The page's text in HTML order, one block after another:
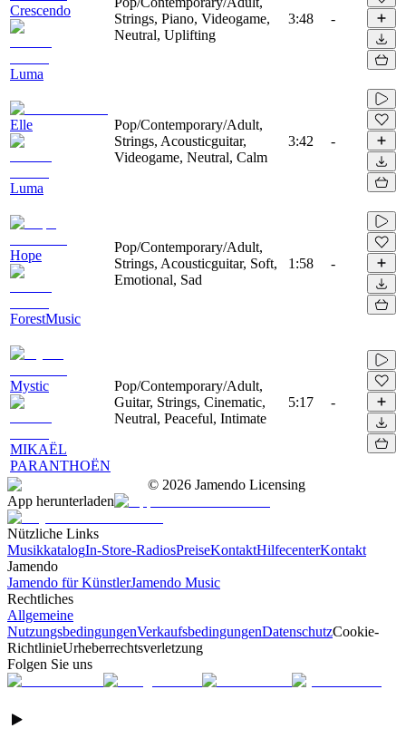
Crescendo
Luma
Strings, Piano, Videogame,
Neutral, Uplifting
3:48 -
Elle
Luma
Pop/Contemporary/Adult,
Strings, Acousticguitar,
Videogame, Neutral, Calm
3:42 -
Hope
ForestMusic
Pop/Contemporary/Adult,
Strings, Acousticguitar, Soft,
Emotional, Sad
1:58 -
Mystic
MIKAËL
PARANTHOËN
Pop/Contemporary/Adult,
Guitar, Strings, Cinematic,
Neutral, Peaceful, Intimate
5:17 -
© 2026 Jamendo Licensing
App herunterladen
Nützliche Links
MusikkatalogIn-Store-RadiosPreiseKontaktHilfecenterKontakt
Jamendo
Jamendo für KünstlerJamendo Music
Rechtliches
Allgemeine
NutzungsbedingungenVerkaufsbedingungenDatenschutzCookie-
RichtlinieUrheberrechtsverletzung
Folgen Sie uns